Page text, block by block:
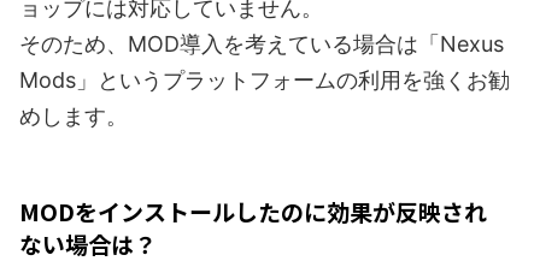
ョップには対応していません。
そのため、MOD導入を考えている場合は「Nexus
Mods」というプラットフォームの利用を強くお勧
めします。
MODをインストールしたのに効果が反映され
ない場合は？